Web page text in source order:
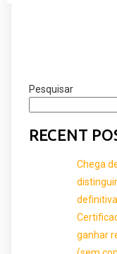
Pesquisar
RECENT
Chega
ganhar